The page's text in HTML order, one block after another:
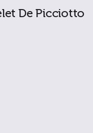
De Picciotto